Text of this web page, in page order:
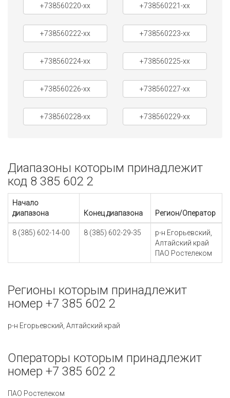
+738560220-xx +738560221-xx
+738560222-xx +738560223-xx
+738560224-xx +738560225-xx
+738560226-xx +738560227-xx
+738560228-xx +738560229-xx
Диапазоны которым принадлежит
код 8 385 602 2
Начало
диапазона
Конец диапазона Регион/Оператор
8 (385) 602-14-00 8 (385) 602-29-35
р-н Егорьевский,
Алтайский край
ПАО Ростелеком
Регионы которым принадлежит
номер +7 385 602 2
р-н Егорьевский, Алтайский край
Операторы которым принадлежит
номер +7 385 602 2
ПАО Ростелеком